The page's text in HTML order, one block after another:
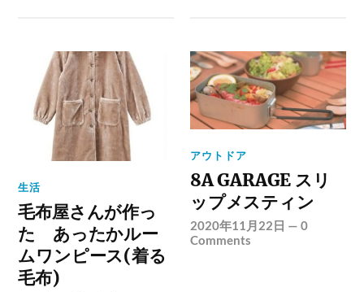
生活
毛布屋さんが作っ
た あったかルー
ムワンピース(着る
毛布)
アウトドア
8A GARAGE スリ
ップメスティン
2020年11月22日 —0
Comments